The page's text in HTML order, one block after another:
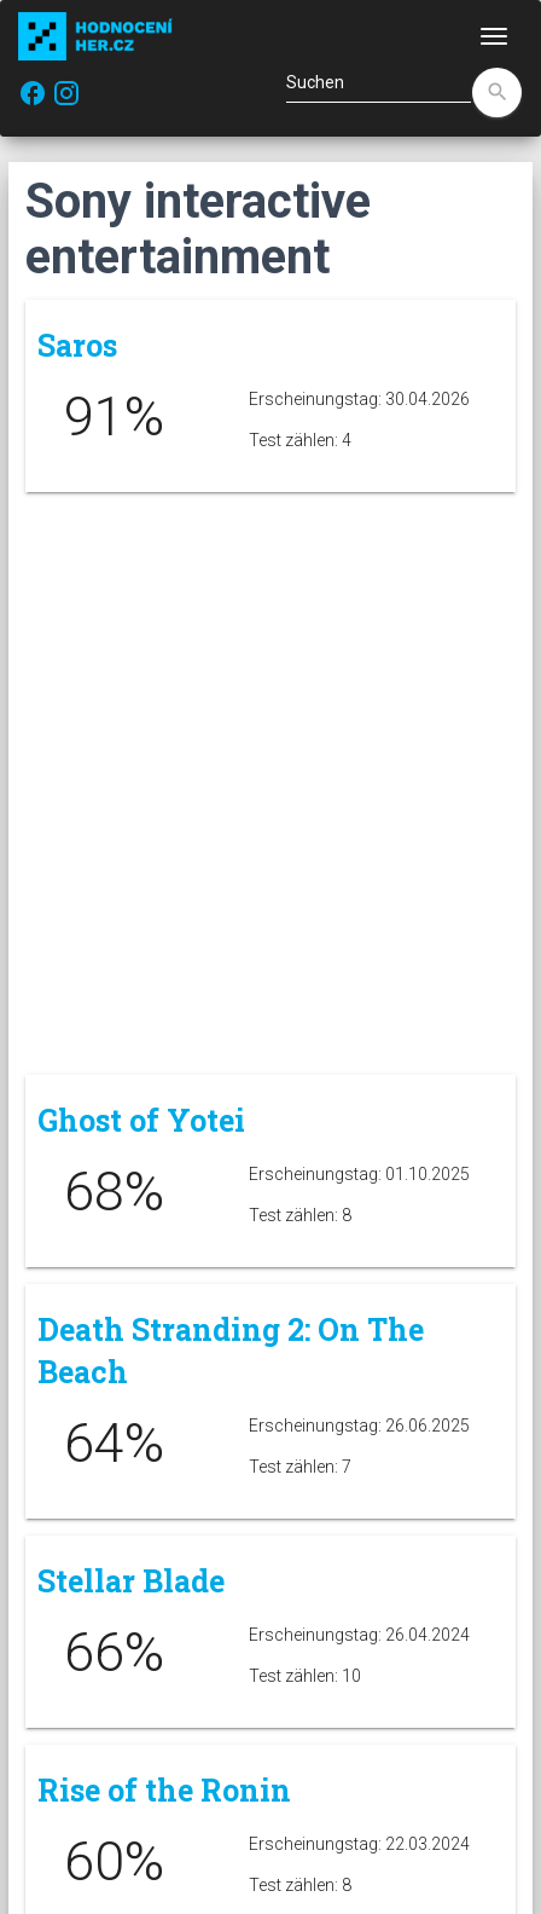
facebook
search
Sony interactive
entertainment
Saros
91% Erscheinungstag: 30.04.2026
Test zählen: 4
Ghost of Yotei
68% Erscheinungstag: 01.10.2025
Test zählen: 8
Death Stranding 2: On The
Beach
64% Erscheinungstag: 26.06.2025
Test zählen: 7
Stellar Blade
66% Erscheinungstag: 26.04.2024
Test zählen: 10
Rise of the Ronin
60% Erscheinungstag: 22.03.2024
Test zählen: 8